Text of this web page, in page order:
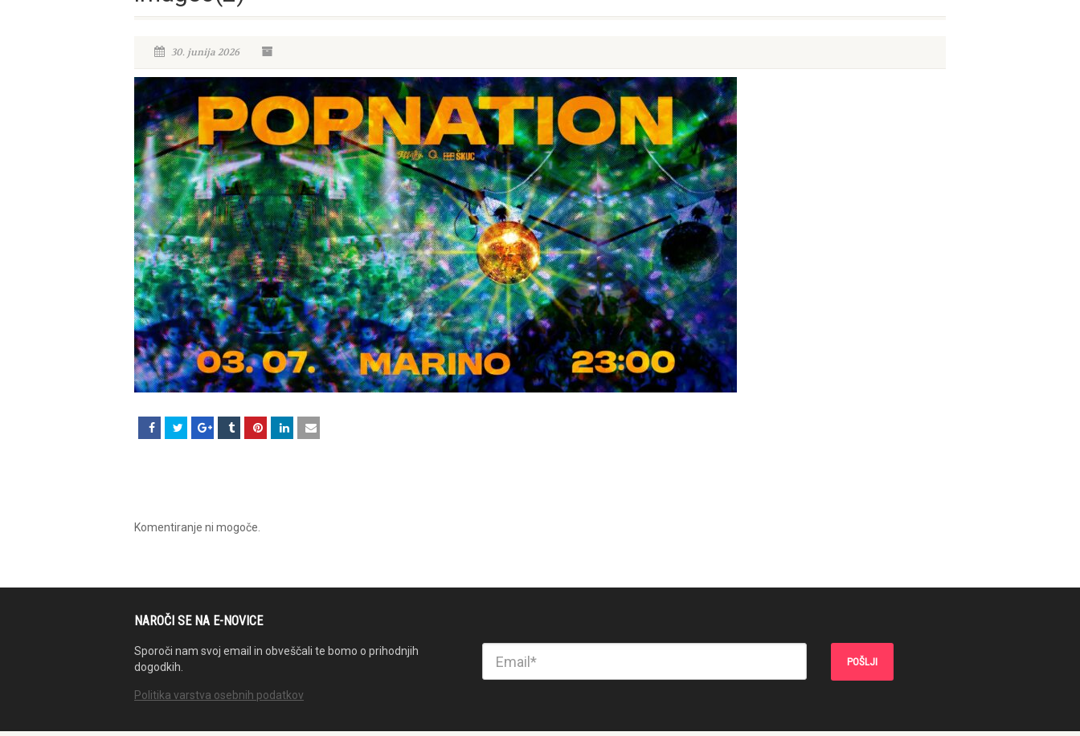
30. junija 2026
Komentiranje ni mogoče.
NAROČI SE NA E-NOVICE
Sporoči nam svoj email in obveščali te bomo o prihodnjih
dogodkih.
Politika varstva osebnih podatkov